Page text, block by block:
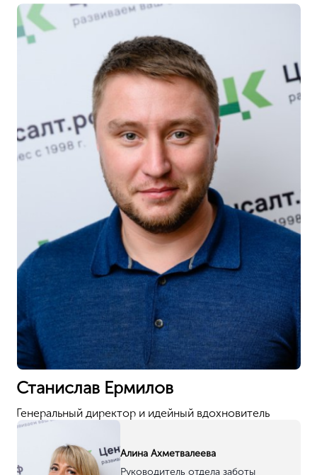
законодателем исключение – это ситуация, когда
имеющий место источник (или совокупность)
применяется или используется определенным образом
хозяйствующим субъектом, специализирующимся на
оказании медицинских услуг.
Далее представлены примеры источников
неоднократно упомянутого излучения. Это:
рентгеновские установки немедицинского назначения;
оборудование, использующееся для поиска дефектов
(дефектоскопы вне зависимости от типа
(стационарные, переносные, малые, большие));
приборы для рентгеновского анализа, в том числе
спектрального, а также предназначенные для
реализации ряда узконаправленных мероприятий по
технологическому контролю. Исключение –
медицинское оборудование;
специальные устройства для «сканирующего»
нейтронные аппараты типа генераторов и некоторые
Справка: в данном контексте излучение – это своего
рода энергия, являющаяся следствием активности
атомов, спровоцированной внешними причинами. Она
может принимать форму совокупностей неощутимых
частиц или же волн. Не следует путать с данной
энергией излучение в инфракрасном диапазоне и
видимый свет.
Для того чтобы получить лицензию на источники
ионизирующего излучения, нужно помимо всего
прочего подготовить пакет требуемых документов и
подать их в отвечающий за мероприятия по
лицензированию в данном контексте орган. В
Российской Федерации это Роспотребнадзор.
Читать далее
Вам также могут понадобиться
Лицензия на стоматологию
Лицензия на массаж
Ветеринарная лицензия
Лицензия на медтехнику
Лицензия на медосмотр
Фармацевтическая лицензия
Медицинская лицензия